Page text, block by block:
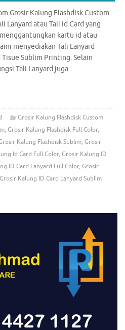
Grosir Kalung Flashdisk Custom
Lanyard atau Tali Id Card yang
kartu id atau
menyediakan Tali Lanyard
Sublim Printing. Selain
Tali Lanyard juga…
Grosir Kalung Flashdisk Custom
, Grosir Kalung Flashdisk Full Color,
Kalung Flashdisk Sublim, Grosir
Id Card Full Color, Grosir Kalung ID
ID Card Lanyard Full Color, Grosir
Grosir Kalung ID Card Lanyard Sublim